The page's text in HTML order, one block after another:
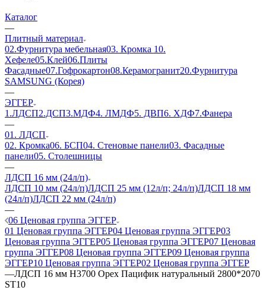
Каталог
—
Плитный материал
02.Фурнитура мебельная03. Кромка 10.
Хефеле05.Клей06.Плиты
Фасадные07.Гофрокартон08.Керамогранит20.Фурнитура
SAMSUNG (Корея)
—
ЭГГЕР
1.ЛДСП2.ДСП3.МДФ4. ЛМДФ5. ДВП6. ХДФ7.Фанера
—
01. ЛДСП
02. Кромка06. БСП04. Стеновые панели03. Фасадные
панели05. Столешницы
—
ЛДСП 16 мм (24л/п)
ЛДСП 10 мм (24л/п)ЛДСП 25 мм (12л/п; 24л/п)ЛДСП 18 мм
(24л/п)ЛДСП 22 мм (24л/п)
—
06 Ценовая группа ЭГГЕР
01 Ценовая группа ЭГГЕР04 Ценовая группа ЭГГЕР03
Ценовая группа ЭГГЕР05 Ценовая группа ЭГГЕР07 Ценовая
группа ЭГГЕР08 Ценовая группа ЭГГЕР09 Ценовая группа
ЭГГЕР10 Ценовая группа ЭГГЕР02 Ценовая группа ЭГГЕР
—ЛДСП 16 мм H3700 Орех Пацифик натуральный 2800*2070
ST10